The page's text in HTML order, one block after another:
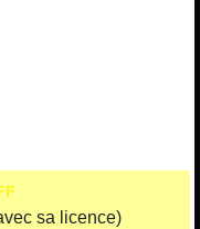
sa licence)